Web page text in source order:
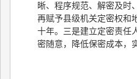
晰、程序规范、解密及时
再赋予县级机关定密权和
十年。三是建立定密责任
密随意，降低保密成本，